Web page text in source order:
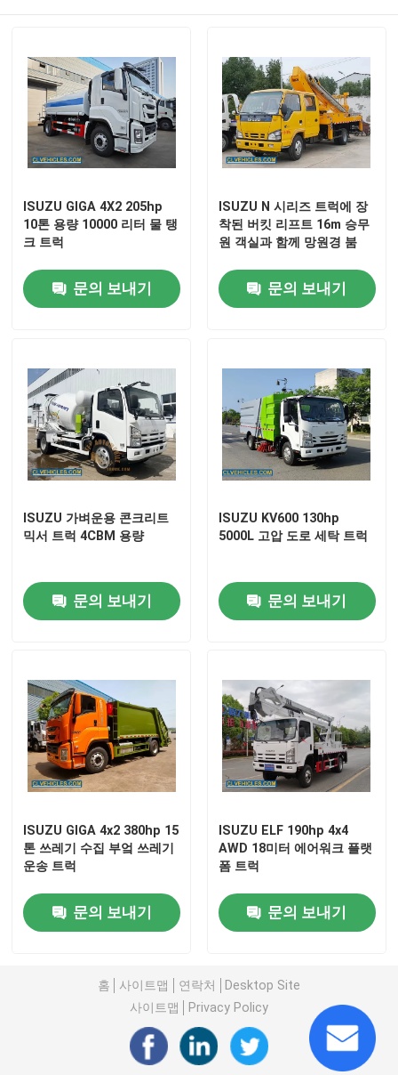
연락주세요
인용문을 요구하세요
ISUZU 소방 트럭
이수즈 쓰레기 트럭
ISUZU 류트럭
ISUZU 리퍼 트럭
ISUZU 하수도 흡수 트럭
ISUZU 연료 탱커 트럭
ISUZU 물 트럭
ISUZU GIGA 4X2 205hp
10톤 용량 10000 리터 물 탱
크 트럭
문의 보내기
ISUZU N 시리즈 트럭에 장
착된 버킷 리프트 16m 승무
원 객실과 함께 망원경 붐
문의 보내기
ISUZU 가벼운용 콘크리트
믹서 트럭 4CBM 용량
문의 보내기
ISUZU KV600 130hp
5000L 고압 도로 세탁 트럭
문의 보내기
ISUZU GIGA 4x2 380hp 15
톤 쓰레기 수집 부엌 쓰레기
운송 트럭
문의 보내기
ISUZU ELF 190hp 4x4
AWD 18미터 에어워크 플랫
폼 트럭
문의 보내기
홈 사이트맵 연락처
Desktop Site
사이트맵
Privacy Policy